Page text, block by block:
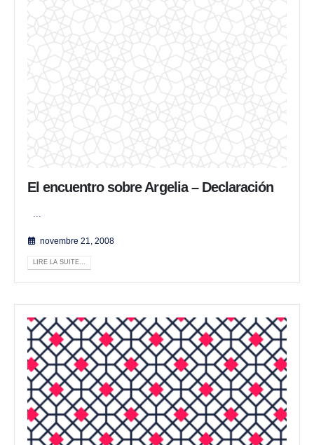
El encuentro sobre Argelia – Declaración
novembre 21, 2008
LIRE LA SUITE...